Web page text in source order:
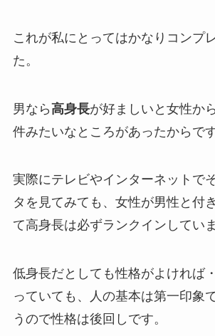
これが私にとってはかなりコンプ
た。
男なら高身長が好ましいと女性か
件みたいなところがあったからです
実際にテレビやインターネットで
タを見てみても、女性が男性と付
て高身長は必ずランクインしていま
低身長だとしても性格がよければ
っていても、人の基本は第一印象
うので性格は後回しです。